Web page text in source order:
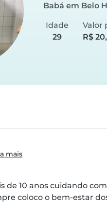
Babá em Belo
Idade
29
Valor
R$
mais
de 10 anos cuidando com
coloco o bem-estar